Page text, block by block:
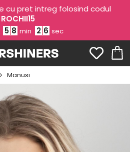
cu pret intreg folosind codul
ROCHII15
5 8 min 2 6 sec
Manusi